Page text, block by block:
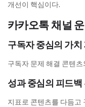
개선이 핵심이다.
카카오톡 채널
구독자 중심의 가치
구독자 문제 해결 콘텐
성과 중심의 피드백
지표로 콘텐츠를 다듬고